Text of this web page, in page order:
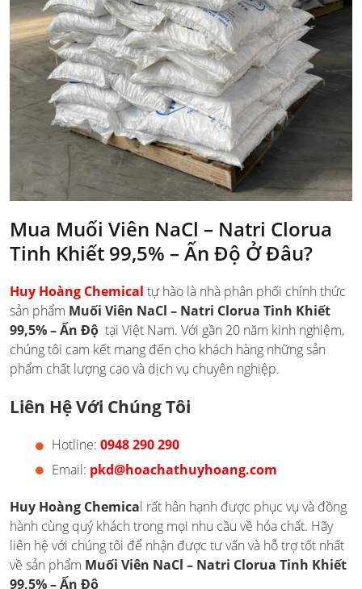
Mua Muối Viên NaCl – Natri Clorua
Tinh Khiết 99,5% – Ấn Độ Ở Đâu?
Huy Hoàng Chemical tự hào là nhà phân phối chính thức
sản phẩm Muối Viên NaCl – Natri Clorua Tinh Khiết
99,5% – Ấn Độ tại Việt Nam. Với gần 20 năm kinh nghiệm,
chúng tôi cam kết mang đến cho khách hàng những sản
phẩm chất lượng cao và dịch vụ chuyên nghiệp.
Liên Hệ Với Chúng Tôi
Hotline: 0948 290 290
Email: pkd@hoachathuyhoang.com
Huy Hoàng Chemical rất hân hạnh được phục vụ và đồng
hành cùng quý khách trong mọi nhu cầu về hóa chất. Hãy
liên hệ với chúng tôi để nhận được tư vấn và hỗ trợ tốt nhất
về sản phẩm Muối Viên NaCl – Natri Clorua Tinh Khiết
99,5% – Ấn Độ